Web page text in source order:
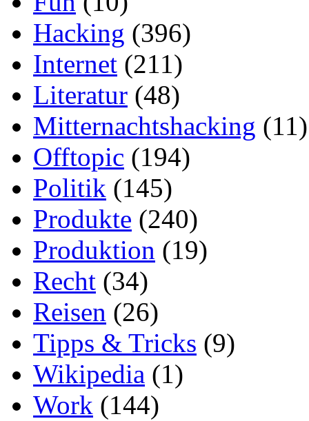
Hacking (396)
Internet (211)
Literatur (48)
Mitternachtshacking (11)
Offtopic (194)
Politik (145)
Produkte (240)
Produktion (19)
Recht (34)
Reisen (26)
Tipps & Tricks (9)
Wikipedia (1)
Work (144)